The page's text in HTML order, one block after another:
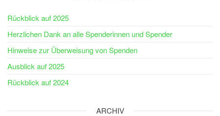
Rückblick auf 2025
Herzlichen Dank an alle Spenderinnen und Spender
Hinweise zur Überweisung von Spenden
Ausblick auf 2025
Rückblick auf 2024
ARCHIV